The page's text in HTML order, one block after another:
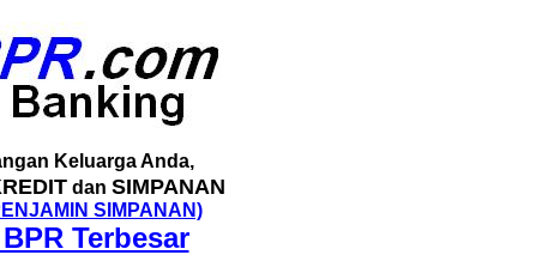
Keluarga Anda,
dan SIMPANAN
SIMPANAN)
Terbesar